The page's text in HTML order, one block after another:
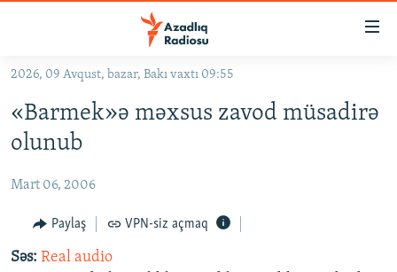
Əsas
qayıt
Əsas
qayıt
#ƏSLINDƏ
FƏRQƏ BAX
QANUNI DOĞRU
2026, 09 Avqust, bazar, Bakı vaxtı 09:55
«Barmek»ə məxsus zavod müsadirə
olunub
Mart 06, 2006
Paylaş VPN-siz açmaq
Səs: Real audio